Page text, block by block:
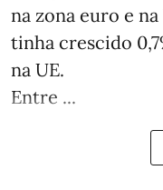
na zona euro e
tinha crescido
na UE.
Entre ...